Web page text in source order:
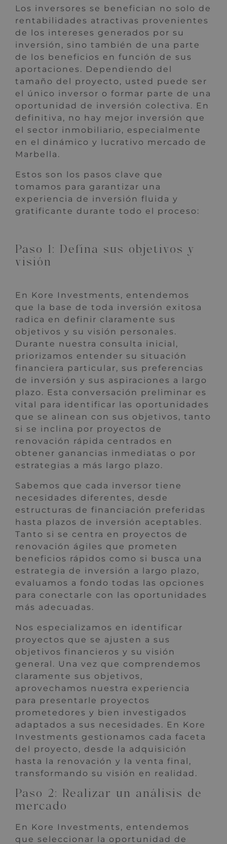
Los inversores se benefician no solo de
rentabilidades atractivas provenientes
de los intereses generados por su
inversión, sino también de una parte
de los beneficios en función de sus
aportaciones. Dependiendo del
tamaño del proyecto, usted puede ser
el único inversor o formar parte de una
oportunidad de inversión colectiva. En
definitiva, no hay mejor inversión que
el sector inmobiliario, especialmente
en el dinámico y lucrativo mercado de
Marbella.
Estos son los pasos clave que
tomamos para garantizar una
experiencia de inversión fluida y
gratificante durante todo el proceso:
Paso 1: Defina sus objetivos y
visión
En Kore Investments, entendemos
que la base de toda inversión exitosa
radica en definir claramente sus
objetivos y su visión personales.
Durante nuestra consulta inicial,
priorizamos entender su situación
financiera particular, sus preferencias
de inversión y sus aspiraciones a largo
plazo. Esta conversación preliminar es
vital para identificar las oportunidades
que se alinean con sus objetivos, tanto
si se inclina por proyectos de
renovación rápida centrados en
obtener ganancias inmediatas o por
estrategias a más largo plazo.
Sabemos que cada inversor tiene
necesidades diferentes, desde
estructuras de financiación preferidas
hasta plazos de inversión aceptables.
Tanto si se centra en proyectos de
renovación ágiles que prometen
beneficios rápidos como si busca una
estrategia de inversión a largo plazo,
evaluamos a fondo todas las opciones
para conectarle con las oportunidades
más adecuadas.
Nos especializamos en identificar
proyectos que se ajusten a sus
objetivos financieros y su visión
general. Una vez que comprendemos
claramente sus objetivos,
aprovechamos nuestra experiencia
para presentarle proyectos
prometedores y bien investigados
adaptados a sus necesidades. En Kore
Investments gestionamos cada faceta
del proyecto, desde la adquisición
hasta la renovación y la venta final,
transformando su visión en realidad.
Paso 2: Realizar un análisis de
mercado
En Kore Investments, entendemos
que seleccionar la oportunidad de